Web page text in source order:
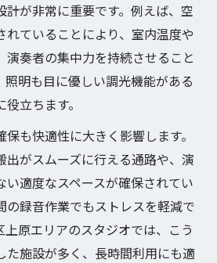
計が非常に重要です。例えば、空
れていることにより、室内温度や
演奏者の集中力を持続させること
明も目に優しい調光機能がある
立ちます。
も快適性に大きく影響します。
出がスムーズに行える通路や、演
い適度なスペースが確保されてい
の録音作業でもストレスを軽減で
上原エリアのスタジオでは、こう
た施設が多く、長時間利用にも適